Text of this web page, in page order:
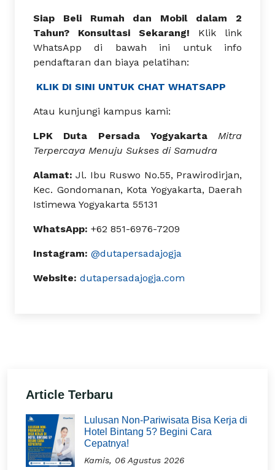
Siap Beli Rumah dan Mobil dalam 2
Tahun? Konsultasi Sekarang! Klik link
WhatsApp di bawah ini untuk info
pendaftaran dan biaya pelatihan:
KLIK DI SINI UNTUK CHAT WHATSAPP
Atau kunjungi kampus kami:
LPK Duta Persada Yogyakarta
Mitra
Terpercaya Menuju Sukses di Samudra
Alamat: Jl. Ibu Ruswo No.55, Prawirodirjan,
Kec. Gondomanan, Kota Yogyakarta, Daerah
Istimewa Yogyakarta 55131
WhatsApp: +62 851-6976-7209
Instagram: @dutapersadajogja
Website: dutapersadajogja.com
Article Terbaru
Lulusan Non-Pariwisata Bisa Kerja di
Hotel Bintang 5? Begini Cara
Cepatnya!
Kamis, 06 Agustus 2026